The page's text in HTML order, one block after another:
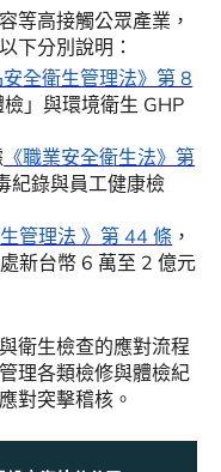
等高接觸公眾產業，
下分別說明：
安全衛生管理法》第 8
檢」與環境衛生 GHP
《職業安全衛生法》第
紀錄與員工健康檢
管理法 》第 44 條 ，
新台幣 6 萬至 2 億元
衛生檢查的應對流程
理各類檢修與體檢紀
對突擊稽核。